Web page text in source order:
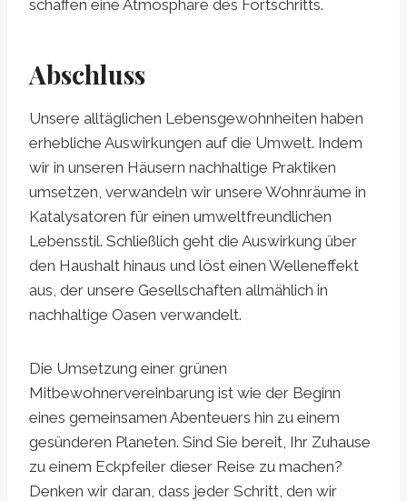
schaffen eine Atmosphäre des Fortschritts.
Abschluss
Unsere alltäglichen Lebensgewohnheiten haben
erhebliche Auswirkungen auf die Umwelt. Indem
wir in unseren Häusern nachhaltige Praktiken
umsetzen, verwandeln wir unsere Wohnräume in
Katalysatoren für einen umweltfreundlichen
Lebensstil. Schließlich geht die Auswirkung über
den Haushalt hinaus und löst einen Welleneffekt
aus, der unsere Gesellschaften allmählich in
nachhaltige Oasen verwandelt.
Die Umsetzung einer grünen
Mitbewohnervereinbarung ist wie der Beginn
eines gemeinsamen Abenteuers hin zu einem
gesünderen Planeten. Sind Sie bereit, Ihr Zuhause
zu einem Eckpfeiler dieser Reise zu machen?
Denken wir daran, dass jeder Schritt, den wir